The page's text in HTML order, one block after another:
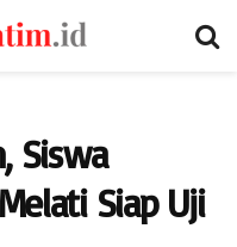
Siswa
Siap Uji